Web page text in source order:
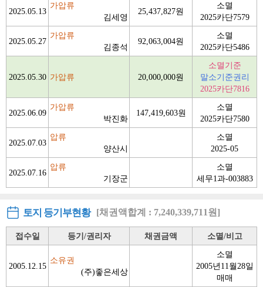
2025.05.13
가압류
김세영
25,437,827원
소멸
2025카단7579
2025.05.27
가압류
김종석
92,063,004원
소멸
2025카단5486
2025.05.30 가압류 20,000,000원
소멸기준
말소기준권리
2025카단7816
2025.06.09
가압류
박진화
147,419,603원
소멸
2025카단7580
2025.07.03
압류
양산시
소멸
2025-05
2025.07.16
압류
기장군
소멸
세무1과-003883
토지 등기부현황 [채권액합계 : 7,240,339,711원]
접수일 등기/권리자 채권금액 소멸/비고
2005.12.15
소유권
(주)좋은세상
소멸
2005년11월28일
매매